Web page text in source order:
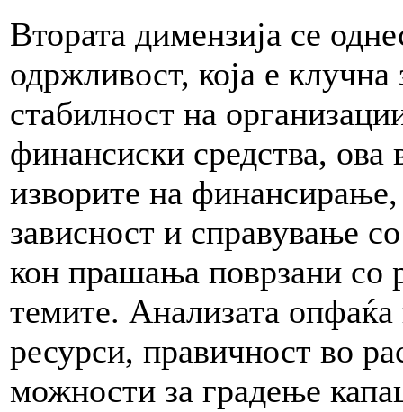
Втората димензија се
одржливост, која е клучна
стабилност на
финансиски средства, ова
изворите на
зависност и справување
кон прашања поврзани со
темите. Анализата
ресурси, правичност во
можности за градење